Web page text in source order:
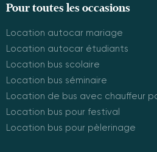
Pour toutes les occasions
Location autocar mariage
Location autocar étudiants
Location bus scolaire
Location bus séminaire
Location de bus avec chauffeur
Location bus pour festival
Location bus pour pèlerinage